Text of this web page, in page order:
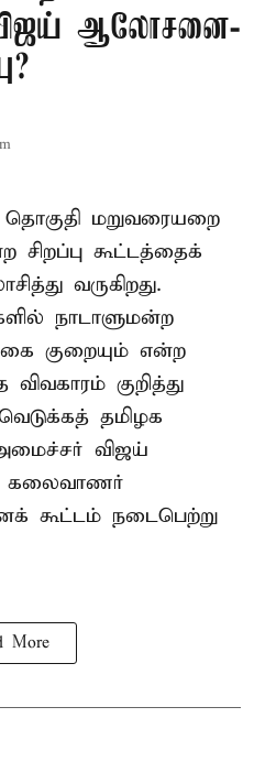
ஆலோசனை-
மறுவரையறை
கூட்டத்தைக்
வருகிறது.
நாடாளுமன்ற
குறையும் என்ற
குறித்து
தமிழக
விஜய்
கலைவாணர்
கூட்டம் நடைபெற்று
More